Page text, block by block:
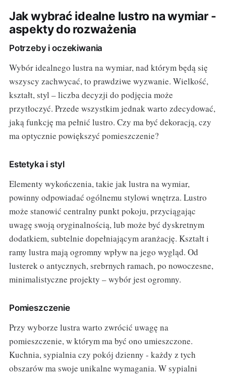
Jak wybrać idealne lustro na wymiar -
aspekty do rozważenia
Potrzeby i oczekiwania
Wybór idealnego lustra na wymiar, nad którym będą się
wszyscy zachwycać, to prawdziwe wyzwanie. Wielkość,
kształt, styl – liczba decyzji do podjęcia może
przytłoczyć. Przede wszystkim jednak warto zdecydować,
jaką funkcję ma pełnić lustro. Czy ma być dekoracją, czy
ma optycznie powiększyć pomieszczenie?
Estetyka i styl
Elementy wykończenia, takie jak lustra na wymiar,
powinny odpowiadać ogólnemu stylowi wnętrza. Lustro
może stanowić centralny punkt pokoju, przyciągając
uwagę swoją oryginalnością, lub może być dyskretnym
dodatkiem, subtelnie dopełniającym aranżację. Kształt i
ramy lustra mają ogromny wpływ na jego wygląd. Od
lusterek o antycznych, srebrnych ramach, po nowoczesne,
minimalistyczne projekty – wybór jest ogromny.
Pomieszczenie
Przy wyborze lustra warto zwrócić uwagę na
pomieszczenie, w którym ma być ono umieszczone.
Kuchnia, sypialnia czy pokój dzienny - każdy z tych
obszarów ma swoje unikalne wymagania. W sypialni